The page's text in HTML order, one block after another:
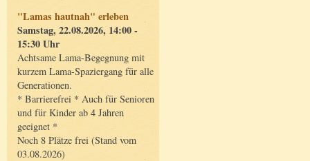
"Lamas hautnah" erleben
Samstag, 22.08.2026, 14:00 -
15:30 Uhr
Achtsame Lama-Begegnung mit
kurzem Lama-Spaziergang für alle
Generationen.
* Barrierefrei * Auch für Senioren
und für Kinder ab 4 Jahren
geeignet *
Noch 8 Plätze frei (Stand vom
03.08.2026)